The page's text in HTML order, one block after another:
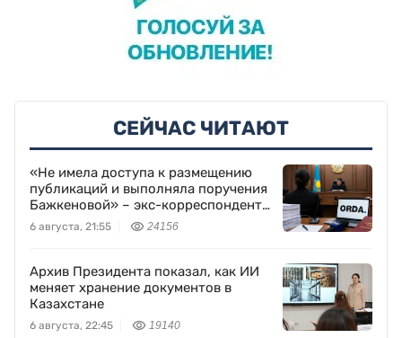
СЕЙЧАС ЧИТАЮТ
«Не имела доступа к размещению
публикаций и выполняла поручения
Бажкеновой» – экс-корреспондент
Orda.kz Дуйсенова
6 августа, 21:55 24156
Архив Президента показал, как ИИ
меняет хранение документов в
Казахстане
6 августа, 22:45 19140